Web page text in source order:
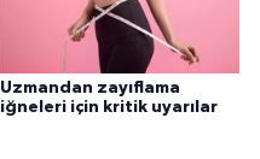
Uzmandan zayıflama
iğneleri için kritik uyarılar